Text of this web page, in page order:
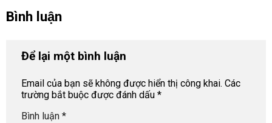
Bình luận
Để lại một bình luận
Email của bạn sẽ không được hiển thị công khai. Các
trường bắt buộc được đánh dấu *
Bình luận *